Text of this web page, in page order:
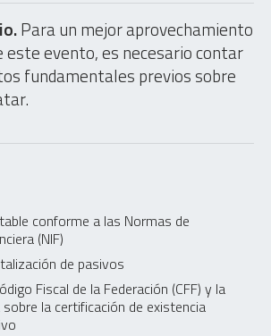
Para un mejor aprovechamiento
este evento, es necesario contar
fundamentales previos sobre
conforme a las Normas de
(NIF)
de pasivos
Fiscal de la Federación (CFF) y la
la certificación de existencia